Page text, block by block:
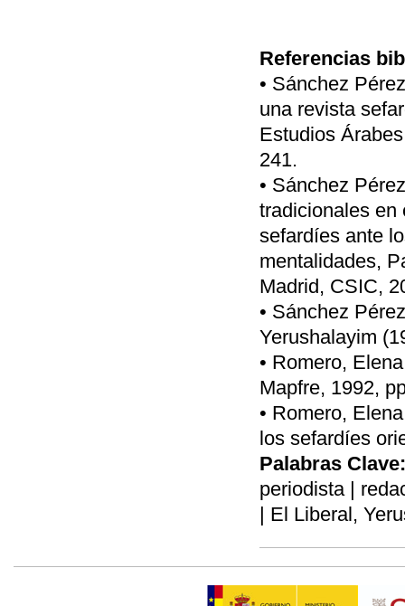
Referencias
• Sánchez
una revista
Estudios
241.
• Sánchez
tradicionales en
sefardíes ante
mentalidades,
Madrid, CSIC,
• Sánchez
Yerushalayim
• Romero,
Mapfre, 1992,
• Romero,
los sefardíes
Palabras Clave:
periodista |
| El Liberal,